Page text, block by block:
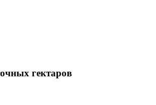
гектаров